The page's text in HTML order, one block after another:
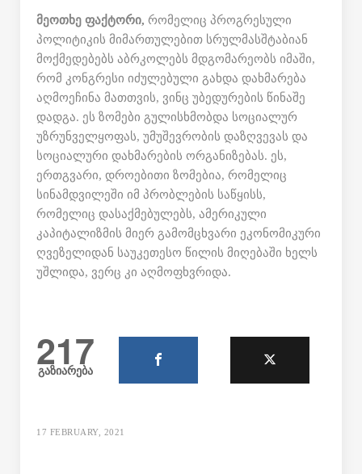
მეოთხე ფაქტორი, რომელიც პროგრესული
პოლიტიკის მიმართულებით სრულმასშტაბიან
მოქმედებებს აბრკოლებს მდგომარეობს იმაში,
რომ კონგრესი იძულებული გახდა დახმარება
აღმოეჩინა მათთვის, ვინც უბედურების წინაშე
დადგა. ეს ზომები გულისხმობდა სოციალურ
უზრუნველყოფას, უმუშევრობის დაზღვევას და
სოციალური დახმარების ორგანიზებას. ეს,
ერთგვარი, დროებითი ზომებია, რომელიც
სინამდვილეში იმ პრობლების საწყისს,
რომელიც დასაქმებულებს, ამერიკული
კაპიტალიზმის მიერ გამომცხვარი ეკონომიკური
ღვეზელიდან საუკეთესო წილის მიღებაში ხელს
უშლიდა, ვერც კი აღმოფხვრიდა.
217
გაზიარება
17 FEBRUARY, 2021